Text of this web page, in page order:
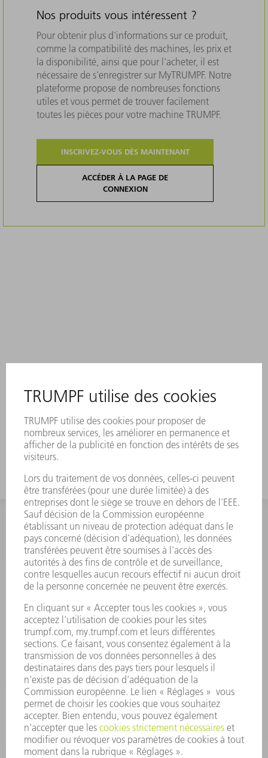
Nos produits vous intéressent ?
Pour obtenir plus d'informations sur ce produit,
comme la compatibilité des machines, les prix et
la disponibilité, ainsi que pour l'acheter, il est
nécessaire de s'enregistrer sur MyTRUMPF. Notre
plateforme propose de nombreuses fonctions
utiles et vous permet de trouver facilement
toutes les pièces pour votre machine TRUMPF.
INSCRIVEZ-VOUS DÈS MAINTENANT
ACCÉDER À LA PAGE DE
CONNEXION
INFORMATION
Foire aux questions
Termes et conditions
CONTACT
01 48 17 37 73
Lun - Jeu 08:00h - 16:30h
Ven 08:00h - 12:30h
outillages@fr.TRUMPF.com
CONTACT
Pièces Détachées
01 48 17 37 57
Lun – Ven 8:30h - 17:30h
pieces.detachees@trumpf.com